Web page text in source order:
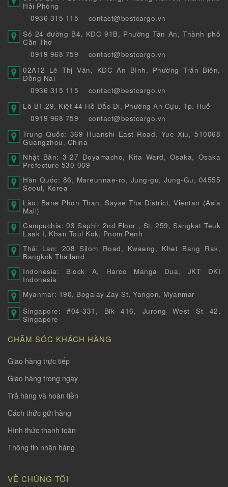
Hải Phòng
0936 315 115
contact@bestcargo.vn
Số 24 đường B4, KDC 91B, Phường Tân An, Thành phố
Cần Thơ
0919 968 759
contact@bestcargo.vn
02A12 Lê Thị Vân, KDC An Bình, Phường Trấn Biên,
Đồng Nai
0936 315 115
contact@bestcargo.vn
Lô B1.29, Kiệt 44 Hồ Đắc Di, Phường An Cựu, Tp. Huế
0919 968 759
contact@bestcargo.vn
Trung Quốc: 369 Huanshi East Road, Yue Xiu, 510068
Guangzhou, China
Nhật Bản: 3-27 Doyamacho, Kita Ward, Osaka, Osaka
Prefecture 530-009
Hàn Quốc: 86, Mareunnae-ro, Jung-gu, Jung-Gu, 04555
Seoul, Korea
Lào: Bane Phon Than, Sayse Tha District, Vientan (Asia
Mall)
Campuchia: 03 Saphir 2nd Floor , St. 259, Sangkat Teuk
Laak I, Khan Toul Kok, Pnom Penh
Thái Lan: 208 Silom Road, Kwaeng, Khet Bang Rak,
Bangkok Thailand
Indonesia: Block A, Harco Manga Dua, JKT DKI
Indonesia
Myanmar: 190, Bogalay Zay St, Yangon, Myanmar
Singapore: #04-331, Blk 416, Jurong West St 42,
Singapore
CHĂM SÓC KHÁCH HÀNG
Giao hàng trực tiếp
Giao hàng trong ngày
Trả hàng và hoàn tiền
Cách thức gửi hàng
Hình thức thanh toàn
Thông tin nhận hàng
VỀ CHÚNG TÔI